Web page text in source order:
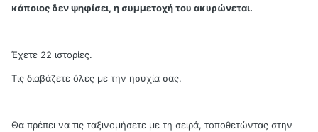
κάποιος δεν ψηφίσει, η συμμετοχή του ακυρώνεται.
Έχετε 22 ιστορίες.
Τις διαβάζετε όλες με την ησυχία σας.
Θα πρέπει να τις ταξινομήσετε με τη σειρά, τοποθετώντας στην